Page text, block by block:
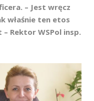
– Jest wręcz
właśnie ten etos
Rektor WSPol insp.